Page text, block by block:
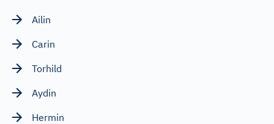
Ailin
Carin
Torhild
Aydin
Hermin